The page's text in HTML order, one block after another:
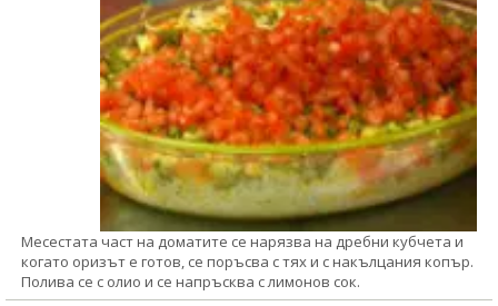
Месестата част на доматите се нарязва на дребни кубчета и
когато оризът е готов, се поръсва с тях и с накълцания копър.
Полива се с олио и се напръсква с лимонов сок.